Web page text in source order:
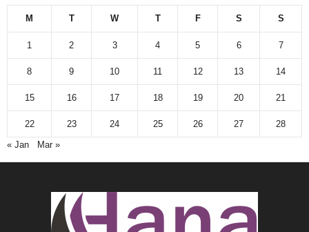
M T W T F S S
1 2 3 4 5 6 7
8 9 10 11 12 13 14
15 16 17 18 19 20 21
22 23 24 25 26 27
28
« Jan
Mar »